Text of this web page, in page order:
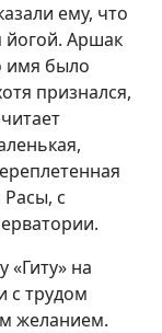
ему, что
йогой. Аршак
имя было
признался,
с
«Гиту» на
с трудом
желанием.